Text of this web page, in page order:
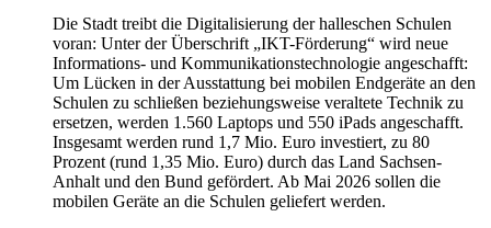
Die Stadt treibt die Digitalisierung der halleschen Schulen
voran: Unter der Überschrift „IKT-Förderung“ wird neue
Informations- und Kommunikationstechnologie angeschafft:
Um Lücken in der Ausstattung bei mobilen Endgeräte an den
Schulen zu schließen beziehungsweise veraltete Technik zu
ersetzen, werden 1.560 Laptops und 550 iPads angeschafft.
Insgesamt werden rund 1,7 Mio. Euro investiert, zu 80
Prozent (rund 1,35 Mio. Euro) durch das Land Sachsen-
Anhalt und den Bund gefördert. Ab Mai 2026 sollen die
mobilen Geräte an die Schulen geliefert werden.